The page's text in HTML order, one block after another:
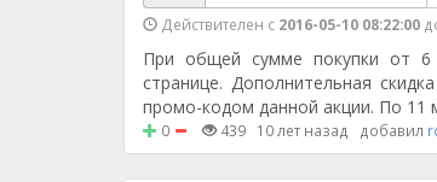
Действителен с 2016-05-10 08:22:00
При общей сумме покупки от 6
странице. Дополнительная
промо-кодом данной акции. По 11
0 439 10 лет назад добавил